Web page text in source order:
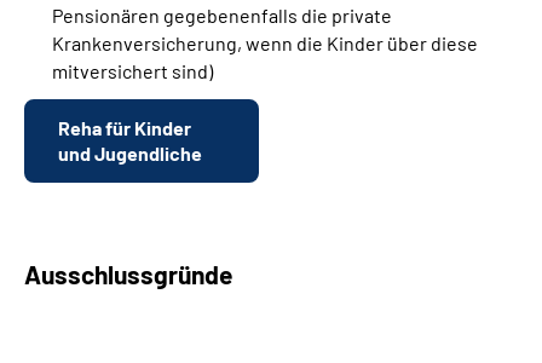
Pensionären gegebenenfalls die private
Krankenversicherung, wenn die Kinder über diese
mitversichert sind)
Reha für Kinder
und Jugendliche
Ausschlussgründe